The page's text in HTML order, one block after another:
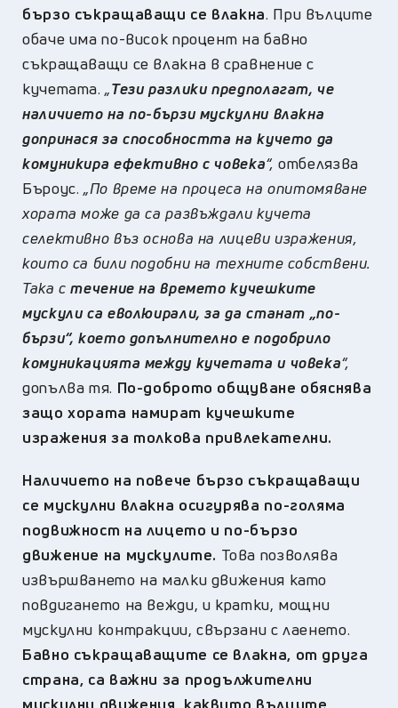
бързо съкращаващи се влакна. При вълците
обаче има по-висок процент на бавно
съкращаващи се влакна в сравнение с
кучетата.„Тези разлики предполагат, че
наличието на по-бързи мускулни влакна
допринася за способността на кучето да
комуникира ефективно с човека“,отбелязва
Бъроус.„По време на процеса на опитомяване
хората може да са развъждали кучета
селективно въз основа на лицеви изражения,
които са били подобни на техните собствени.
Така с течение на времето кучешките
мускули са еволюирали, за да станат „по-
бързи“, което допълнително е подобрило
комуникацията между кучетата и човека“,
допълва тя. По-доброто общуване обяснява
защо хората намират кучешките
изражения за толкова привлекателни.
Наличието на повече бързо съкращаващи
се мускулни влакна осигурява по-голяма
подвижност на лицето и по-бързо
движение на мускулите. Това позволява
извършването на малки движения като
повдигането на вежди, и кратки, мощни
мускулни контракции, свързани с лаенето.
Бавно съкращаващите се влакна, от друга
страна, са важни за продължителни
мускулни движения, каквито вълците